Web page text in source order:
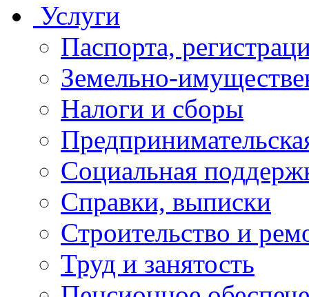
Услуги
Паспорта,
Земельно-
Налоги и сборы
Социальная
Справки, выписки
Строительство и
Труд и занятость